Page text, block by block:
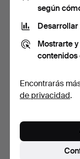
RELOJ DE SUELO,
«Correct», IKEA, de
Subastado 15 nov 2025
según
Mostrarte
contenidos
Encontrarás
de privacidad.